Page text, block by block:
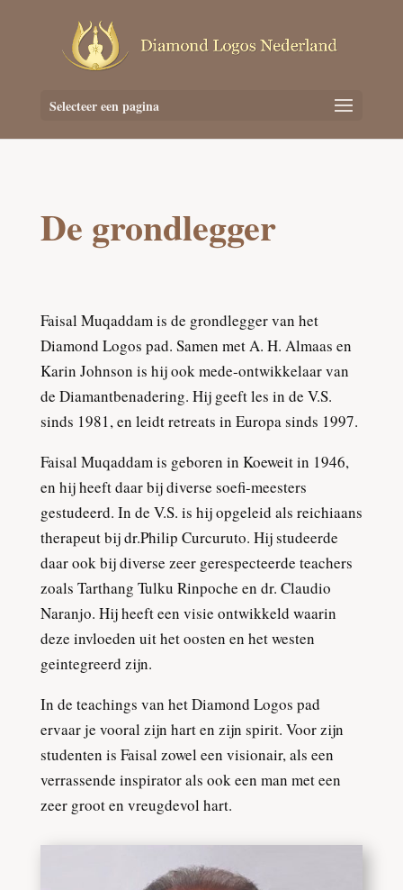
Selecteer een pagina
De grondlegger
Faisal Muqaddam is de grondlegger van het
Diamond Logos pad. Samen met A. H. Almaas en
Karin Johnson is hij ook mede-ontwikkelaar van
de Diamantbenadering. Hij geeft les in de V.S.
sinds 1981, en leidt retreats in Europa sinds 1997.
Faisal Muqaddam is geboren in Koeweit in 1946,
en hij heeft daar bij diverse soefi-meesters
gestudeerd. In de V.S. is hij opgeleid als reichiaans
therapeut bij dr.Philip Curcuruto. Hij studeerde
daar ook bij diverse zeer gerespecteerde teachers
zoals Tarthang Tulku Rinpoche en dr. Claudio
Naranjo. Hij heeft een visie ontwikkeld waarin
deze invloeden uit het oosten en het westen
geintegreerd zijn.
In de teachings van het Diamond Logos pad
ervaar je vooral zijn hart en zijn spirit. Voor zijn
studenten is Faisal zowel een visionair, als een
verrassende inspirator als ook een man met een
zeer groot en vreugdevol hart.